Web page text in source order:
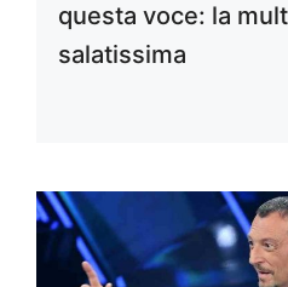
questa voce: la
salatissima